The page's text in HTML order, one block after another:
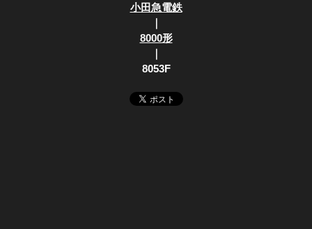
小田急電鉄
｜
8000形
｜
8053F